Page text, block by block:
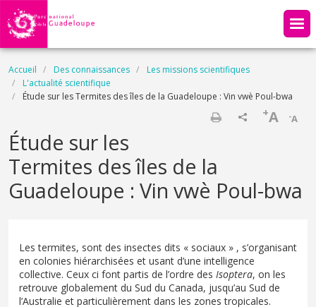
Aller au contenu principal
Fil d'Ariane
Accueil Des connaissances
Les missions scientifiques
L'actualité scientifique
Étude sur les Termites des îles de la Guadeloupe : Vin vwè Poul-bwa
-A
+A
Étude sur les
Termites des îles de la
Guadeloupe : Vin vwè Poul-bwa
Les termites, sont des insectes dits « sociaux » , s’organisant
en colonies hiérarchisées et usant d’une intelligence
collective. Ceux ci font partis de l’ordre des Isoptera, on les
retrouve globalement du Sud du Canada, jusqu’au Sud de
l’Australie et particulièrement dans les zones tropicales.